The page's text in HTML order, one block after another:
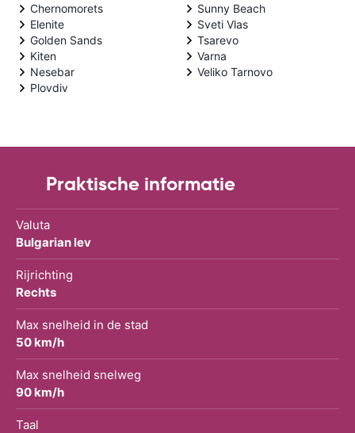
Chernomorets
Elenite
Golden Sands
Kiten
Nesebar
Plovdiv
Sunny Beach
Sveti Vlas
Tsarevo
Varna
Veliko Tarnovo
Praktische informatie
Valuta
Bulgarian lev
Rijrichting
Rechts
Max snelheid in de stad
50 km/h
Max snelheid snelweg
90 km/h
Taal